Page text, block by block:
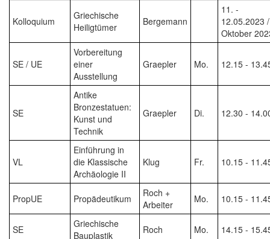
Kolloquium
Griechische
Heiligtümer
Bergemann
11. -
12.05.2023 /
Oktober
SE / UE
Vorbereitung
einer
Ausstellung
Graepler Mo. 12.15 -
SE
Antike
Bronzestatuen:
Kunst und
Technik
Graepler Di. 12.30 -
VL
Einführung in
die Klassische
Archäologie II
Klug Fr. 10.15 -
PropUE Propädeutikum
Roch +
Arbeiter
Mo. 10.15 -
SE
Griechische
Bauplastik
Roch Mo. 14.15 -